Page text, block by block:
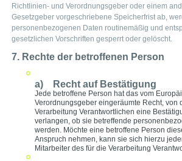
Richtlinien- und Verordnungsgeber oder einem
Gesetzgeber vorgeschriebene Speicherfrist ab,
personenbezogenen Daten routinemäßig und
gesetzlichen Vorschriften gesperrt oder gelöscht.
7. Rechte der betroffenen Person
a) Recht auf Bestätigung
Jede betroffene Person hat das vom
Verordnungsgeber eingeräumte Recht, von
Verarbeitung Verantwortlichen eine
verlangen, ob sie betreffende
werden. Möchte eine betroffene Person
Anspruch nehmen, kann sie sich hierzu
Mitarbeiter des für die Verarbeitung